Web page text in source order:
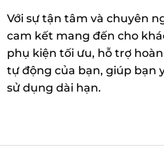
Với sự tận tâm và chuyên
cam kết mang đến cho
phụ kiện tối ưu, hỗ trợ
tự động của bạn, giúp bạn
sử dụng dài hạn.